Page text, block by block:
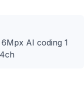
AI coding 1